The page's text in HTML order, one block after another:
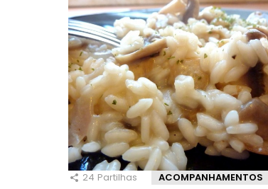
24 Partilhas ACOMPANHAMENTOS